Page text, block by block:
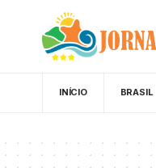
INÍCIO BRASIL